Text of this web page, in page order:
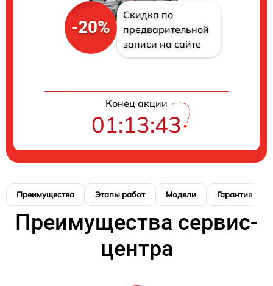
-20%
Скидка по
предварительной
записи на сайте
Конец акции
01:13:42
Преимущества Этапы работ Модели Гарантия
Преимущества сервис-
центра